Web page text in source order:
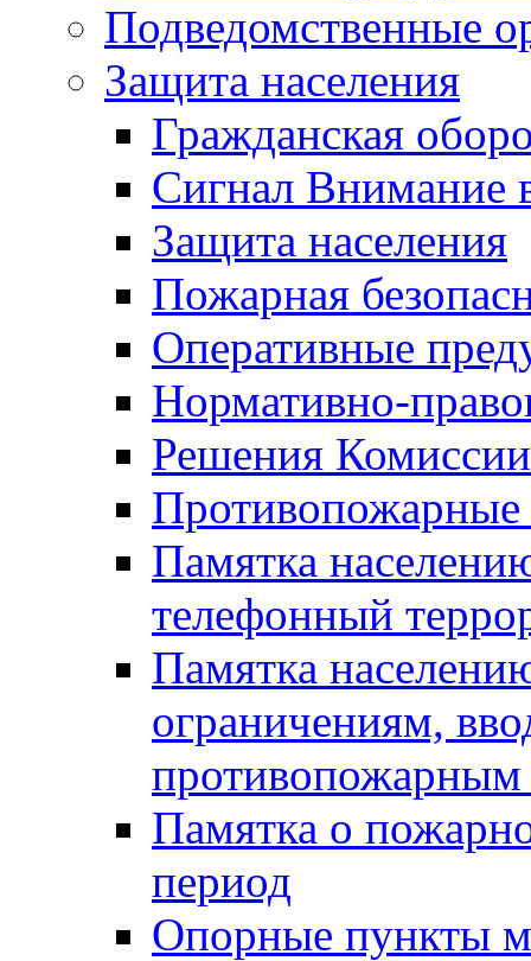
Подведомственные
Защита населения
Гражданская
Сигнал Внимание
Защита населения
Пожарная
Оперативные
Нормативно-
Решения
Противопожарные
Памятка
телефонный
Памятка
ограничениям,
Памятка о
период
Опорные пункты